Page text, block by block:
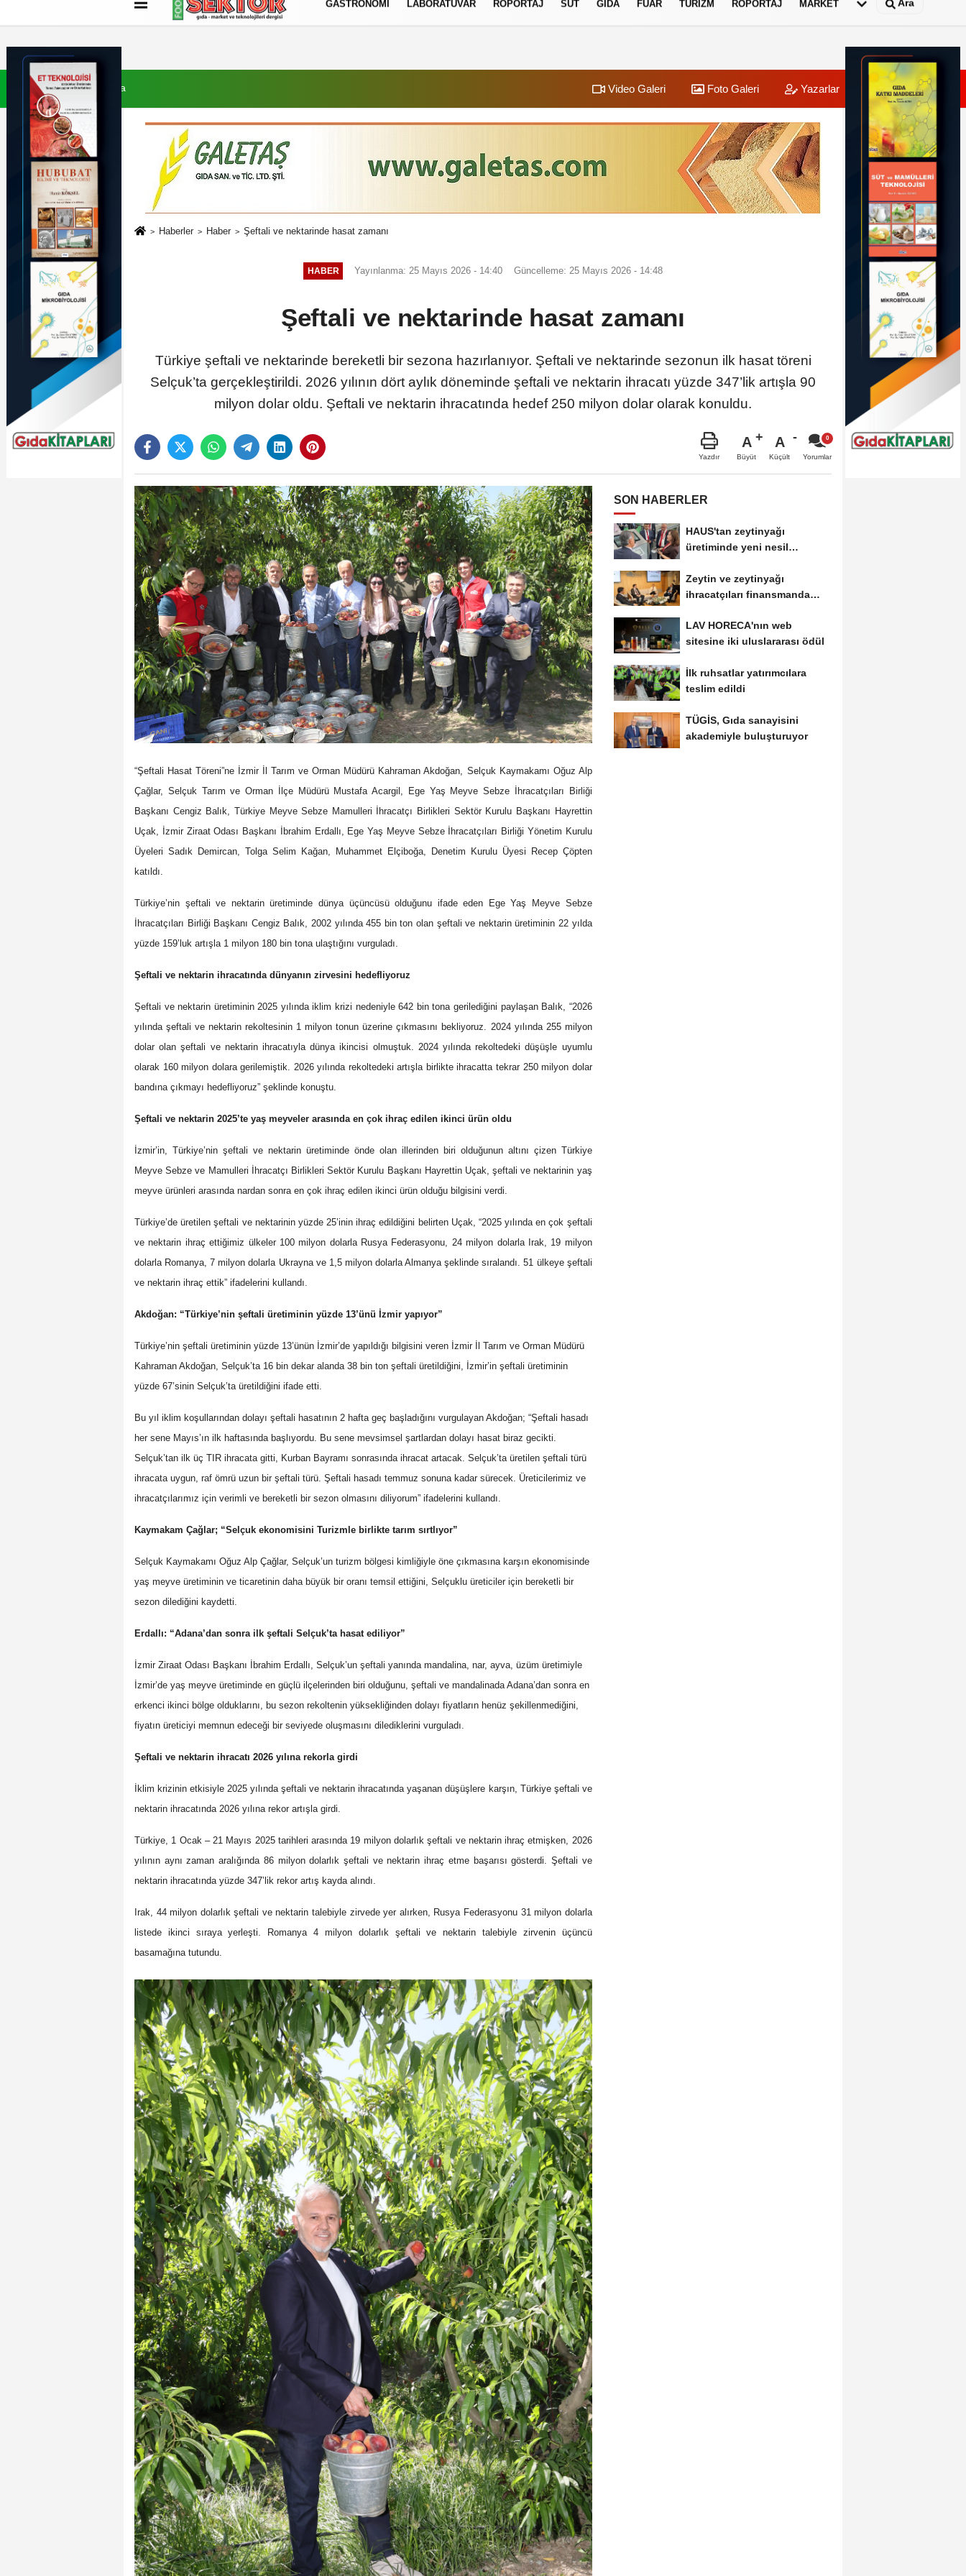
İletişim Çerez Politikası
GASTRONOMI LABORATUVAR RÖPORTAJ SÜT GIDA FUAR TURIZM RÖPORTAJ MARKET Ara
7 Ağustos 2026, Cuma Video Galeri Foto Galeri Yazarlar Üye Paneli
Haberler Haber Şeftali ve nektarinde hasat zamanı
HABER Yayınlanma: 25 Mayıs 2026 - 14:40 Güncelleme: 25 Mayıs 2026 - 14:48
Şeftali ve nektarinde hasat zamanı
Türkiye şeftali ve nektarinde bereketli bir sezona hazırlanıyor. Şeftali ve nektarinde sezonun ilk hasat töreni
Selçuk’ta gerçekleştirildi. 2026 yılının dört aylık döneminde şeftali ve nektarin ihracatı yüzde 347’lik artışla 90
milyon dolar oldu. Şeftali ve nektarin ihracatında hedef 250 milyon dolar olarak konuldu.
Yazdır
A
Büyüt
A
Küçült Yorumlar
“Şeftali Hasat Töreni”ne İzmir İl Tarım ve Orman Müdürü Kahraman Akdoğan, Selçuk Kaymakamı Oğuz Alp
Çağlar, Selçuk Tarım ve Orman İlçe Müdürü Mustafa Acargil, Ege Yaş Meyve Sebze İhracatçıları Birliği
Başkanı Cengiz Balık, Türkiye Meyve Sebze Mamulleri İhracatçı Birlikleri Sektör Kurulu Başkanı Hayrettin
Uçak, İzmir Ziraat Odası Başkanı İbrahim Erdallı, Ege Yaş Meyve Sebze İhracatçıları Birliği Yönetim Kurulu
Üyeleri Sadık Demircan, Tolga Selim Kağan, Muhammet Elçiboğa, Denetim Kurulu Üyesi Recep Çöpten
katıldı.
Türkiye’nin şeftali ve nektarin üretiminde dünya üçüncüsü olduğunu ifade eden Ege Yaş Meyve Sebze
İhracatçıları Birliği Başkanı Cengiz Balık, 2002 yılında 455 bin ton olan şeftali ve nektarin üretiminin 22 yılda
yüzde 159’luk artışla 1 milyon 180 bin tona ulaştığını vurguladı.
Şeftali ve nektarin ihracatında dünyanın zirvesini hedefliyoruz
Şeftali ve nektarin üretiminin 2025 yılında iklim krizi nedeniyle 642 bin tona gerilediğini paylaşan Balık, “2026
yılında şeftali ve nektarin rekoltesinin 1 milyon tonun üzerine çıkmasını bekliyoruz. 2024 yılında 255 milyon
dolar olan şeftali ve nektarin ihracatıyla dünya ikincisi olmuştuk. 2024 yılında rekoltedeki düşüşle uyumlu
olarak 160 milyon dolara gerilemiştik. 2026 yılında rekoltedeki artışla birlikte ihracatta tekrar 250 milyon dolar
bandına çıkmayı hedefliyoruz” şeklinde konuştu.
Şeftali ve nektarin 2025’te yaş meyveler arasında en çok ihraç edilen ikinci ürün oldu
İzmir’in, Türkiye’nin şeftali ve nektarin üretiminde önde olan illerinden biri olduğunun altını çizen Türkiye
Meyve Sebze ve Mamulleri İhracatçı Birlikleri Sektör Kurulu Başkanı Hayrettin Uçak, şeftali ve nektarinin yaş
meyve ürünleri arasında nardan sonra en çok ihraç edilen ikinci ürün olduğu bilgisini verdi.
Türkiye’de üretilen şeftali ve nektarinin yüzde 25’inin ihraç edildiğini belirten Uçak, “2025 yılında en çok şeftali
ve nektarin ihraç ettiğimiz ülkeler 100 milyon dolarla Rusya Federasyonu, 24 milyon dolarla Irak, 19 milyon
dolarla Romanya, 7 milyon dolarla Ukrayna ve 1,5 milyon dolarla Almanya şeklinde sıralandı. 51 ülkeye şeftali
ve nektarin ihraç ettik” ifadelerini kullandı.
Akdoğan: “Türkiye’nin şeftali üretiminin yüzde 13’ünü İzmir yapıyor”
Türkiye’nin şeftali üretiminin yüzde 13’ünün İzmir’de yapıldığı bilgisini veren İzmir İl Tarım ve Orman Müdürü
Kahraman Akdoğan, Selçuk’ta 16 bin dekar alanda 38 bin ton şeftali üretildiğini, İzmir’in şeftali üretiminin
yüzde 67’sinin Selçuk’ta üretildiğini ifade etti.
Bu yıl iklim koşullarından dolayı şeftali hasatının 2 hafta geç başladığını vurgulayan Akdoğan; “Şeftali hasadı
her sene Mayıs’ın ilk haftasında başlıyordu. Bu sene mevsimsel şartlardan dolayı hasat biraz gecikti.
Selçuk’tan ilk üç TIR ihracata gitti, Kurban Bayramı sonrasında ihracat artacak. Selçuk’ta üretilen şeftali türü
ihracata uygun, raf ömrü uzun bir şeftali türü. Şeftali hasadı temmuz sonuna kadar sürecek. Üreticilerimiz ve
ihracatçılarımız için verimli ve bereketli bir sezon olmasını diliyorum” ifadelerini kullandı.
Kaymakam Çağlar; “Selçuk ekonomisini Turizmle birlikte tarım sırtlıyor”
Selçuk Kaymakamı Oğuz Alp Çağlar, Selçuk’un turizm bölgesi kimliğiyle öne çıkmasına karşın ekonomisinde
yaş meyve üretiminin ve ticaretinin daha büyük bir oranı temsil ettiğini, Selçuklu üreticiler için bereketli bir
sezon dilediğini kaydetti.
Erdallı: “Adana’dan sonra ilk şeftali Selçuk’ta hasat ediliyor”
İzmir Ziraat Odası Başkanı İbrahim Erdallı, Selçuk’un şeftali yanında mandalina, nar, ayva, üzüm üretimiyle
İzmir’de yaş meyve üretiminde en güçlü ilçelerinden biri olduğunu, şeftali ve mandalinada Adana’dan sonra en
erkenci ikinci bölge olduklarını, bu sezon rekoltenin yüksekliğinden dolayı fiyatların henüz şekillenmediğini,
fiyatın üreticiyi memnun edeceği bir seviyede oluşmasını dilediklerini vurguladı.
Şeftali ve nektarin ihracatı 2026 yılına rekorla girdi
İklim krizinin etkisiyle 2025 yılında şeftali ve nektarin ihracatında yaşanan düşüşlere karşın, Türkiye şeftali ve
nektarin ihracatında 2026 yılına rekor artışla girdi.
Türkiye, 1 Ocak – 21 Mayıs 2025 tarihleri arasında 19 milyon dolarlık şeftali ve nektarin ihraç etmişken, 2026
yılının aynı zaman aralığında 86 milyon dolarlık şeftali ve nektarin ihraç etme başarısı gösterdi. Şeftali ve
nektarin ihracatında yüzde 347’lik rekor artış kayda alındı.
Irak, 44 milyon dolarlık şeftali ve nektarin talebiyle zirvede yer alırken, Rusya Federasyonu 31 milyon dolarla
listede ikinci sıraya yerleşti. Romanya 4 milyon dolarlık şeftali ve nektarin talebiyle zirvenin üçüncü
basamağına tutundu.
SON HABERLER
HAUS'tan zeytinyağı
üretiminde yeni nesil
Zeytin ve zeytinyağı
ihracatçıları finansmanda
LAV HORECA'nın web
sitesine iki uluslararası ödül
İlk ruhsatlar yatırımcılara
teslim edildi
TÜGİS, Gıda sanayisini
akademiyle buluşturuyor